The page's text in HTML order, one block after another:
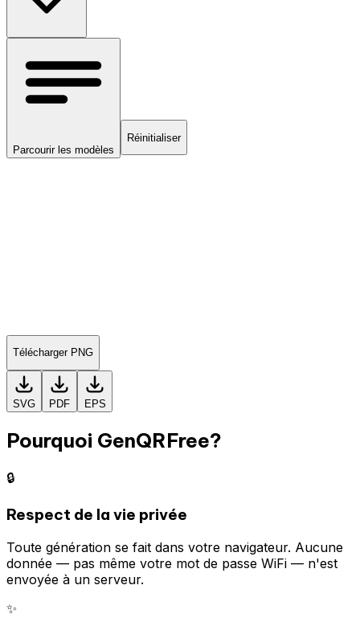
Parcourir les modèles
Réinitialiser
Télécharger PNG
SVG PDF EPS
Pourquoi GenQRFree?
🔒
Respect de la vie privée
Toute génération se fait dans votre navigateur. Aucune
donnée — pas même votre mot de passe WiFi — n'est
envoyée à un serveur.
✨